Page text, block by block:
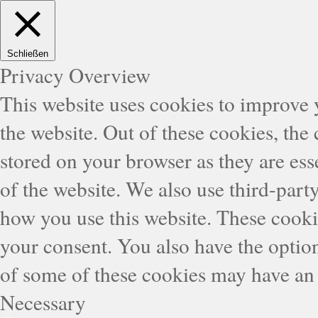
Schließen
Privacy Overview
This website uses cookies to
the website. Out of these cookies,
stored on your browser as they are
of the website. We also use third-
how you use this website. These
your consent. You also have the
of some of these cookies may have
Necessary